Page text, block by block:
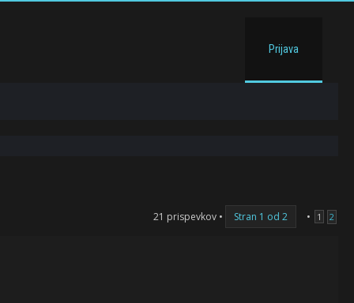
Prijava
21 prispevkov • Stran 1 od 2 • 1 2